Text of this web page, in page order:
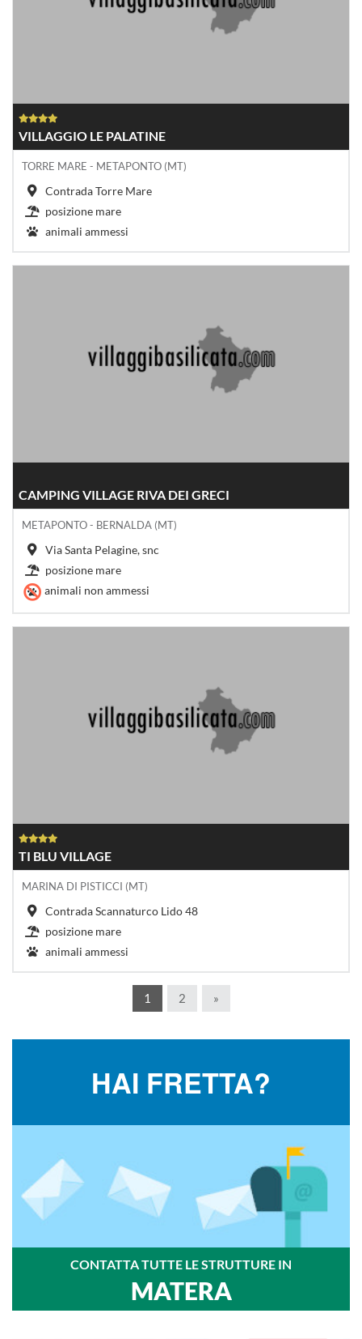
VILLAGGIO LE PALATINE
TORRE MARE - METAPONTO (MT)
Contrada Torre Mare
posizione mare
animali ammessi
CAMPING VILLAGE RIVA DEI GRECI
METAPONTO - BERNALDA (MT)
Via Santa Pelagine, snc
posizione mare
animali non ammessi
TI BLU VILLAGE
MARINA DI PISTICCI (MT)
Contrada Scannaturco Lido 48
posizione mare
animali ammessi
1 2 »
HAI FRETTA?
CONTATTA TUTTE LE STRUTTURE IN
MATERA